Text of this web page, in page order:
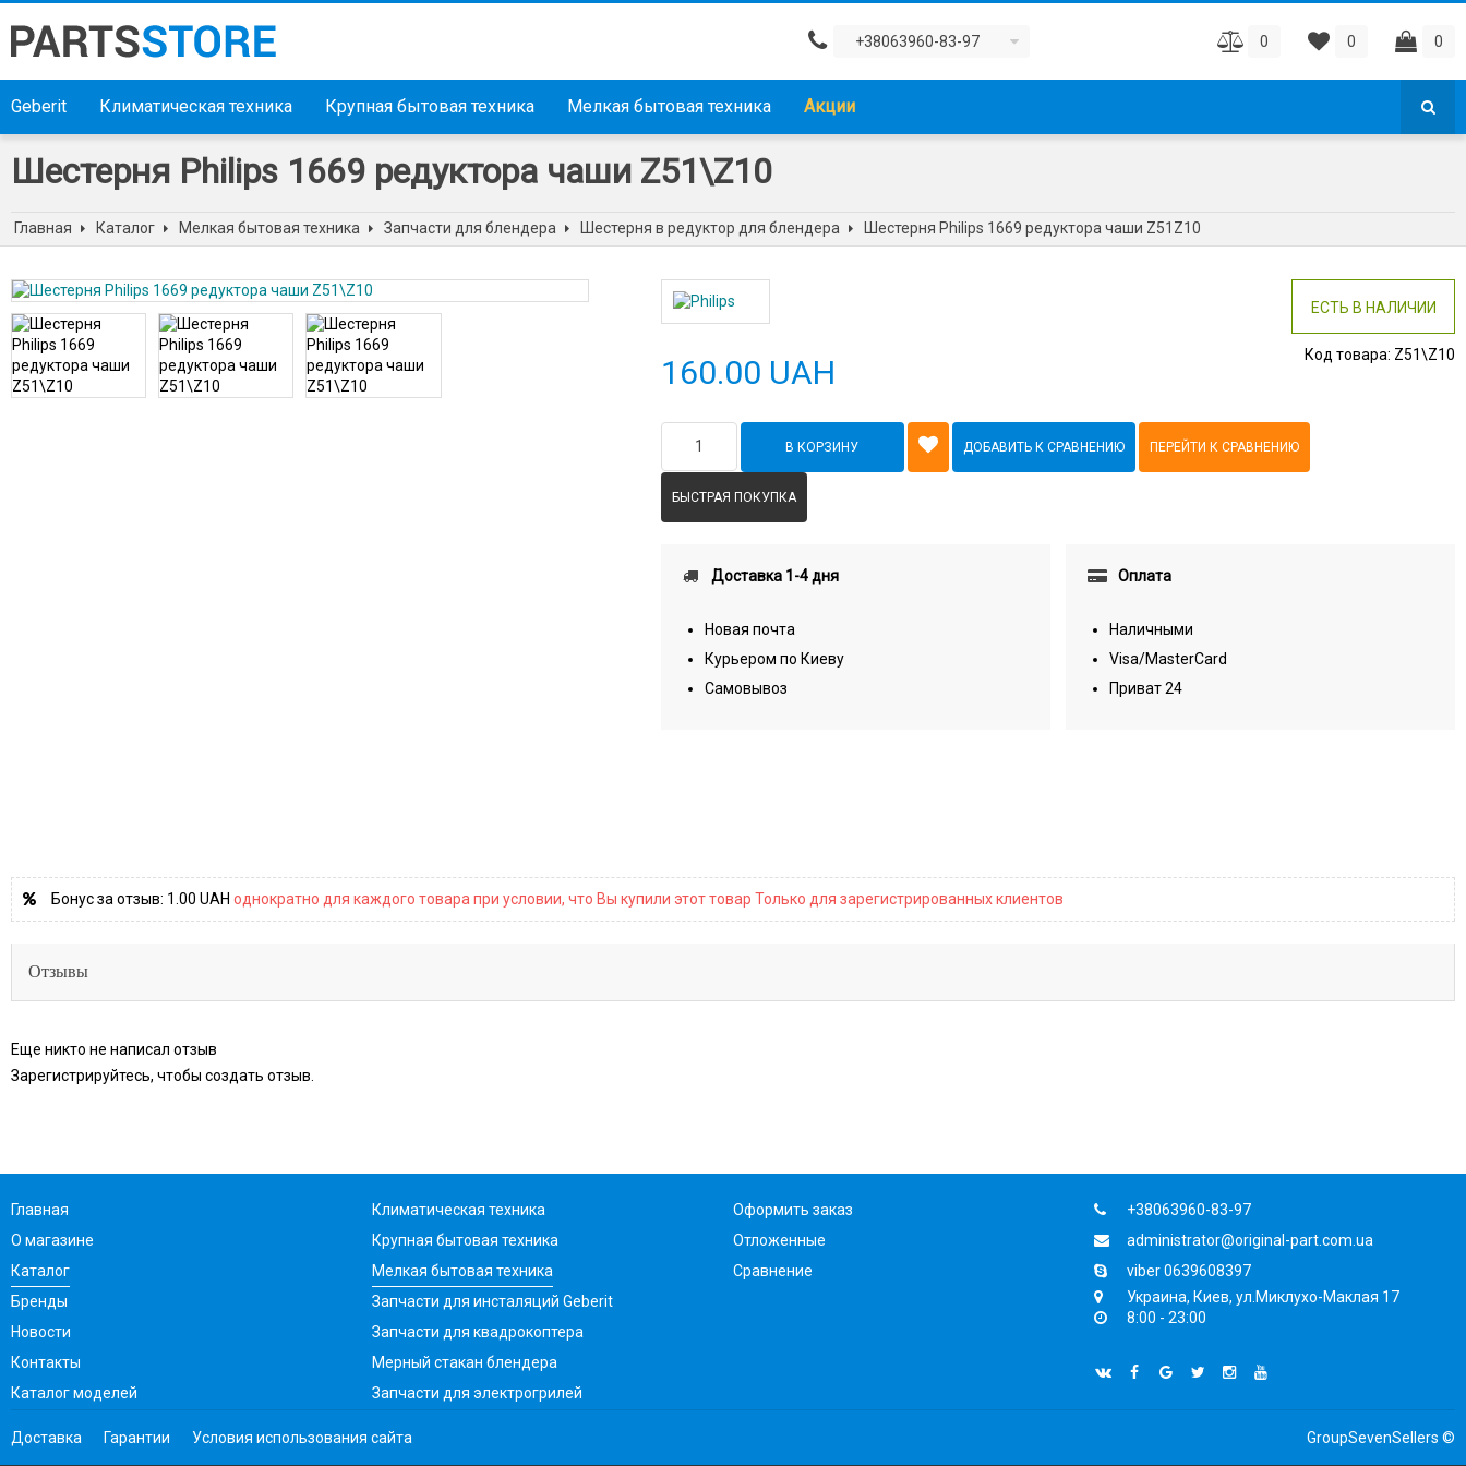
+38063960-83-97 0 0 0
Geberit Климатическая техника Крупная бытовая техника Мелкая бытовая техника Акции
Шестерня Philips 1669 редуктора чаши Z51\Z10
Главная Каталог Мелкая бытовая техника Запчасти для блендера Шестерня в редуктор для блендера Шестерня Philips 1669 редуктора чаши Z51Z10
ЕСТЬ В НАЛИЧИИ
Код товара: Z51\Z10
160.00 UAH
В КОРЗИНУ
БЫСТРАЯ ПОКУПКА
Доставка 1-4 дня
Новая почта
Курьером по Киеву
Самовывоз
Оплата
Наличными
Visa/MasterCard
Приват 24
Бонус за отзыв: 1.00 UAH однократно для каждого товара при условии, что Вы купили этот товар Только для зарегистрированных клиентов
Отзывы
Еще никто не написал отзыв
Зарегистрируйтесь, чтобы создать отзыв.
Главная
О магазине
Каталог
Бренды
Новости
Контакты
Каталог моделей
Климатическая техника
Крупная бытовая техника
Мелкая бытовая техника
Запчасти для инсталяций Geberit
Запчасти для квадрокоптера
Мерный стакан блендера
Запчасти для электрогрилей
Оформить заказ
Отложенные
Сравнение
+38063960-83-97
administrator@original-part.com.ua
viber 0639608397
Украина, Киев, ул.Миклухо-Маклая 17
8:00 - 23:00
Доставка Гарантии Условия использования сайта GroupSevenSellers ©